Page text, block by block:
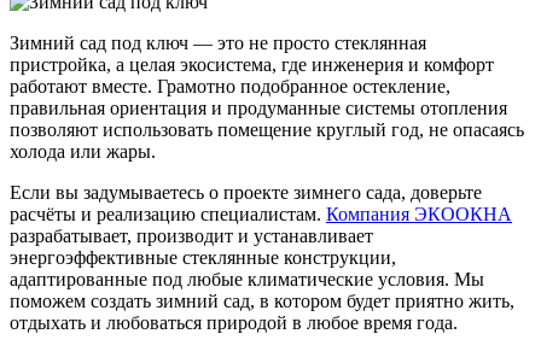
Зимний сад под ключ — это не просто стеклянная
пристройка, а целая экосистема, где инженерия и комфорт
работают вместе. Грамотно подобранное остекление,
правильная ориентация и продуманные системы отопления
позволяют использовать помещение круглый год, не опасаясь
холода или жары.
Если вы задумываетесь о проекте зимнего сада, доверьте
расчёты и реализацию специалистам. Компания ЭКООКНА
разрабатывает, производит и устанавливает
энергоэффективные стеклянные конструкции,
адаптированные под любые климатические условия. Мы
поможем создать зимний сад, в котором будет приятно жить,
отдыхать и любоваться природой в любое время года.